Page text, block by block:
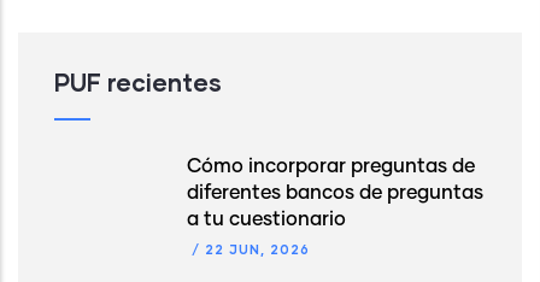
PUF recientes
Cómo incorporar preguntas de
diferentes bancos de preguntas
a tu cuestionario
/ 22 JUN, 2026